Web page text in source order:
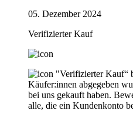
05. Dezember 2024
Verifizierter Kauf
"Verifizierter Kauf“
Käufer:innen abgegeben
bei uns gekauft haben.
alle, die ein Kundenkonto